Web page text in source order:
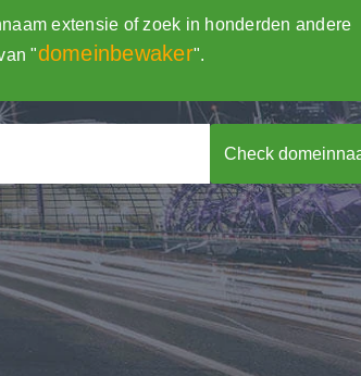
extensie of zoek in honderden andere
"domeinbewaker".
Check